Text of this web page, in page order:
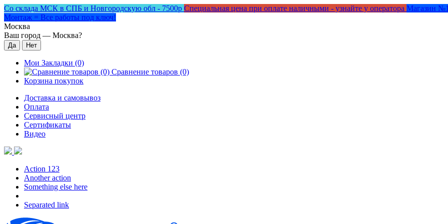
Со склада МСК в СПБ и Новгородскую обл - 7500р Специальная цена при оплате наличными - узнайте у оператора Магазин
Монтаж = Все работы под ключ!
Москва
Ваш город — Москва?
Мои Закладки (0)
Сравнение товаров (0)
Корзина покупок
Доставка и самовывоз
Оплата
Сервисный центр
Сертификаты
Видео
Action 123
Another action
Something else here
Separated link